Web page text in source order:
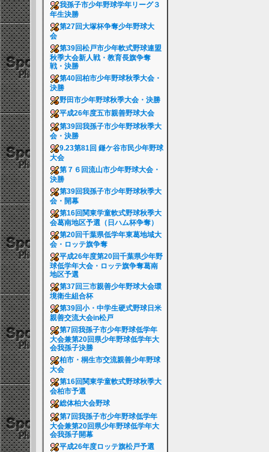
我孫子市少年野球学年リーグ３
年生決勝
第27回大塚杯争奪少年野球大
会
第39回松戸市少年軟式野球連盟
秋季大会新人戦・教育長旗争奪
戦・決勝
第40回柏市少年野球秋季大会・
決勝
野田市少年野球秋季大会・決勝
平成26年度五市親善野球大会
第39回我孫子市少年野球秋季大
会・決勝
9.23第81回 鎌ケ谷市民少年野球
大会
第７６回流山市少年野球大会・
決勝
第39回我孫子市少年野球秋季大
会・開幕
第16回関東学童軟式野球秋季大
会葛南地区予選（日ハム杯争奪）
第20回千葉県低学年東葛地域大
会・ロッテ旗争奪
平成26年度第20回千葉県少年野
球低学年大会・ロッテ旗争奪葛南
地区予選
第37回三市親善少年野球大会環
境衛生組合杯
第39回小・中学生硬式野球日米
親善交流大会in松戸
第7回我孫子市少年野球低学年
大会兼第20回県少年野球低学年大
会我孫子決勝
柏市・桐生市交流親善少年野球
大会
第16回関東学童軟式野球秋季大
会柏市予選
総体柏大会野球
第7回我孫子市少年野球低学年
大会兼第20回県少年野球低学年大
会我孫子開幕
平成26年度ロッテ旗松戸予選